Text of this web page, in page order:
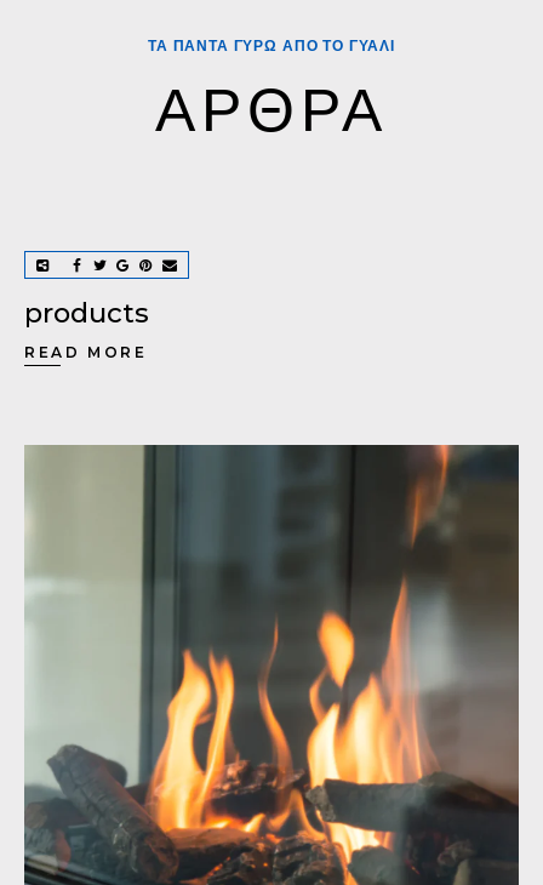
ΤΑ ΠΑΝΤΑ ΓΥΡΩ ΑΠΟ ΤΟ ΓΥΑΛΙ
ΑΡΘΡΑ
products
READ MORE